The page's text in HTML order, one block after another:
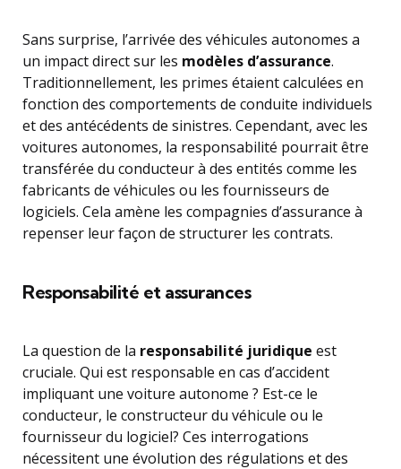
Sans surprise, l’arrivée des véhicules autonomes a
un impact direct sur les modèles d’assurance.
Traditionnellement, les primes étaient calculées en
fonction des comportements de conduite individuels
et des antécédents de sinistres. Cependant, avec les
voitures autonomes, la responsabilité pourrait être
transférée du conducteur à des entités comme les
fabricants de véhicules ou les fournisseurs de
logiciels. Cela amène les compagnies d’assurance à
repenser leur façon de structurer les contrats.
Responsabilité et assurances
La question de la responsabilité juridique est
cruciale. Qui est responsable en cas d’accident
impliquant une voiture autonome ? Est-ce le
conducteur, le constructeur du véhicule ou le
fournisseur du logiciel? Ces interrogations
nécessitent une évolution des régulations et des